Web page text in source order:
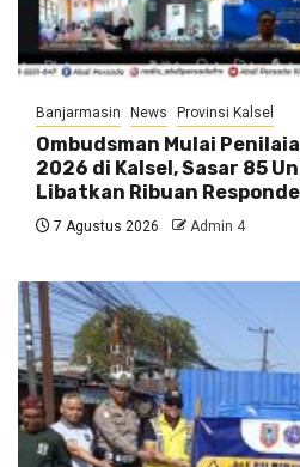
Banjarmasin News Provinsi Kalsel
Ombudsman Mulai
2026 di Kalsel, Sasar 85
Libatkan Ribuan
7 Agustus 2026 Admin 4